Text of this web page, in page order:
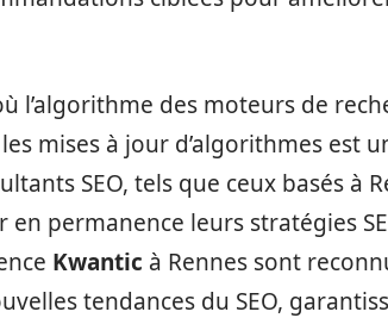
l’algorithme des moteurs de
mises à jour d’algorithmes est
SEO, tels que ceux basés à
permanence leurs stratégies
Kwantic à Rennes sont
tendances du SEO,